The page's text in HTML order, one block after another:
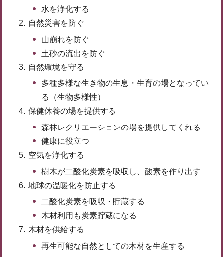
水を浄化する
自然災害を防ぐ
山崩れを防ぐ
土砂の流出を防ぐ
自然環境を守る
多種多様な生き物の生息・生育の場となってい
る（生物多様性）
保健休養の場を提供する
森林レクリエーションの場を提供してくれる
健康に役立つ
空気を浄化する
樹木が二酸化炭素を吸収し、酸素を作り出す
地球の温暖化を防止する
二酸化炭素を吸収・貯蔵する
木材利用も炭素貯蔵になる
木材を供給する
再生可能な自然としての木材を生産する